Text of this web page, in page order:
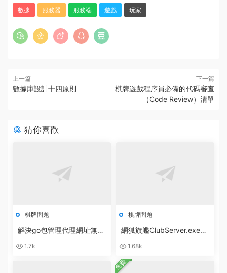
數據 服務器 服務端 遊戲 玩家
上一篇
數據庫設計十四原則
下一篇
棋牌遊戲程序員必備的代碼審查
（Code Review）清單
猜你喜歡
棋牌問題
解決go包管理代理網址無法
m/go/storage@v1.10.0: Ge
1.7k
棋牌問題
網狐旗艦ClubServer.exe數
[ 0x80040e4d ]
1.68k
免費